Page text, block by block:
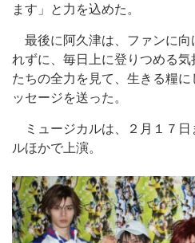
ます」と力を込めた。
最後に阿久津は、ファンに向
れずに、毎日上に登りつめる
たちの全力を見て、生きる糧
ッセージを送った。
ミュージカルは、２月１７日
ルほかで上演。